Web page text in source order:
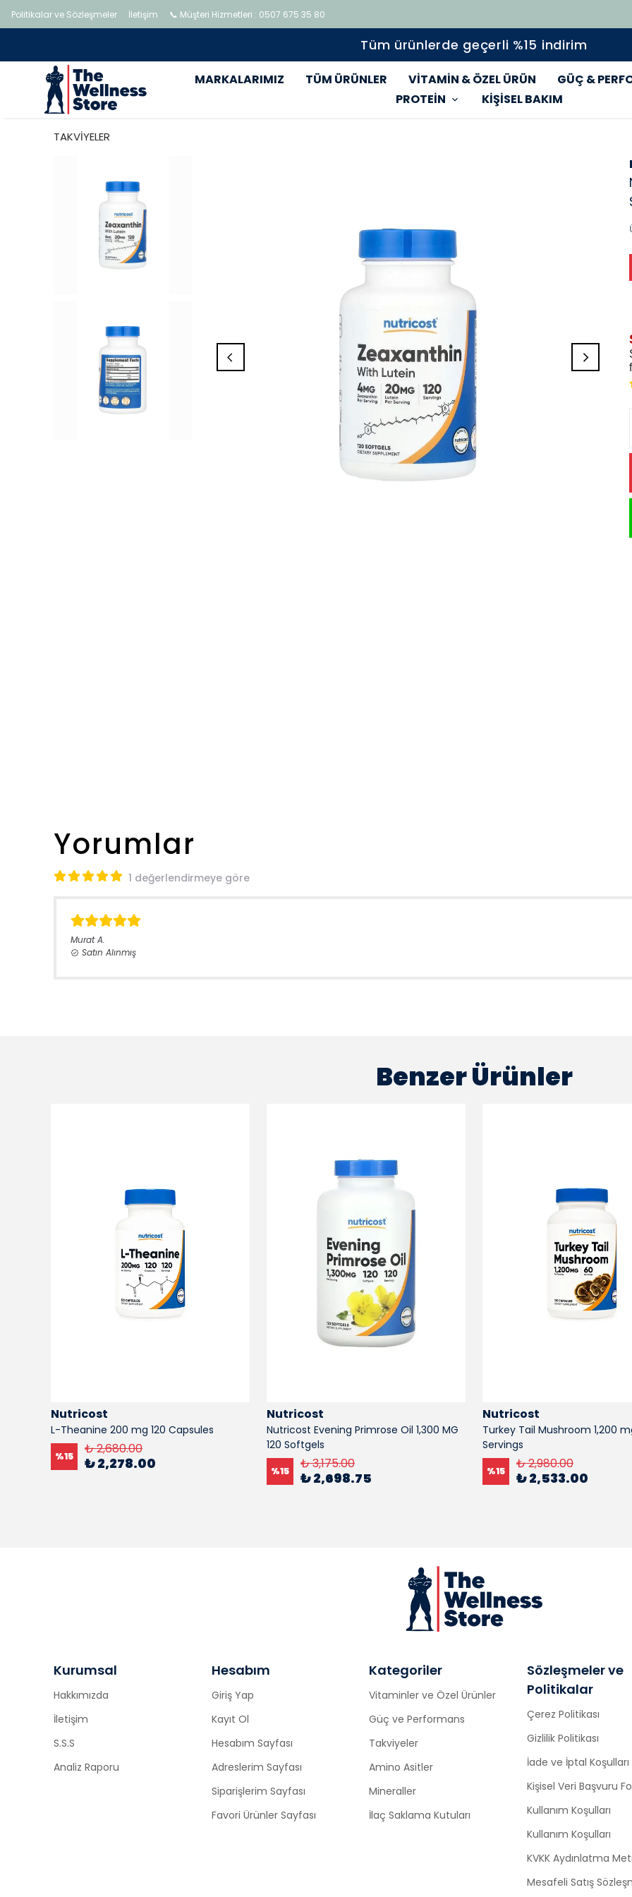
Politikalar ve Sözleşmeler İletişim 📞 Müşteri Hizmetleri : 0507 675 35 80
Tüm ürünlerde geçerli %15 indirim
MARKALARIMIZ TÜM ÜRÜNLER VİTAMİN & ÖZEL ÜRÜN
GÜÇ &
PROTEİN
KİŞİSEL BAKIM
TAKVİYELER
Yorumlar
1 değerlendirmeye göre
Murat A.
Satın Alınmış
Benzer Ürünler
Nutricost
L-Theanine 200 mg 120 Capsules
%15 ₺ 2,680.00
₺ 2,278.00
Nutricost
Nutricost Evening Primrose Oil 1,300 MG
120 Softgels
%15 ₺ 3,175.00
₺ 2,698.75
Nutricost
Turkey Tail Mushroom 1,200
Servings
%15 ₺ 2,980.00
₺ 2,533.00
Kurumsal
Hakkımızda
İletişim
S.S.S
Analiz Raporu
Hesabım
Giriş Yap
Kayıt Ol
Hesabım Sayfası
Adreslerim Sayfası
Siparişlerim Sayfası
Favori Ürünler Sayfası
Kategoriler
Vitaminler ve Özel Ürünler
Güç ve Performans
Takviyeler
Amino Asitler
Mineraller
İlaç Saklama Kutuları
Sözleşmeler ve
Politikalar
Çerez Politikası
Gizlilik Politikası
İade ve İptal Koşulları
Kişisel Veri Başvuru
Kullanım Koşulları
Kullanım Koşulları
KVKK Aydınlatma
Mesafeli Satış